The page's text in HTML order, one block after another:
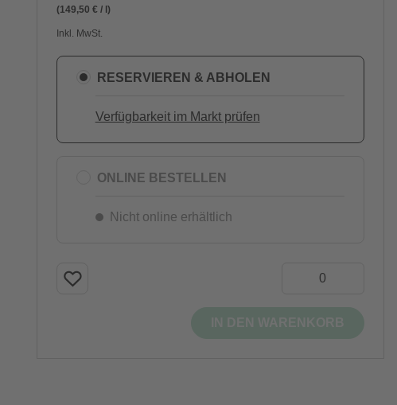
(149,50 € / l)
Inkl. MwSt.
RESERVIEREN & ABHOLEN
Verfügbarkeit im Markt prüfen
ONLINE BESTELLEN
Nicht online erhältlich